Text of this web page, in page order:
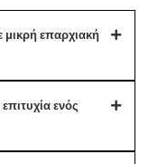
μικρή επαρχιακή
ενός